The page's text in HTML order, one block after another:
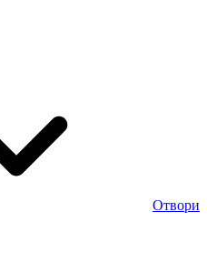
Отвори